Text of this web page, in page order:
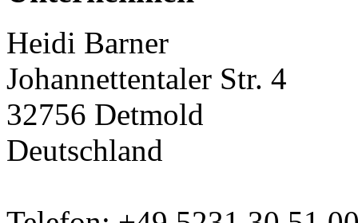
Heidi Barner
Johannettentaler Str. 4
32756 Detmold
Deutschland